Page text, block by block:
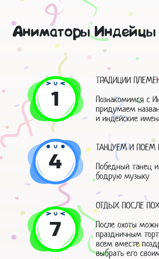
Аниматоры Индейцы
1
ТРАДИЦИИ
Познакомимся с
придумаем
и индейские
4
ТАНЦУЕМ И ПОЕМ
Победный танец
бодрую музыку
7
ОТДЫХ ПОСЛЕ
После охоты
праздничным
всем вместе
выбрать его